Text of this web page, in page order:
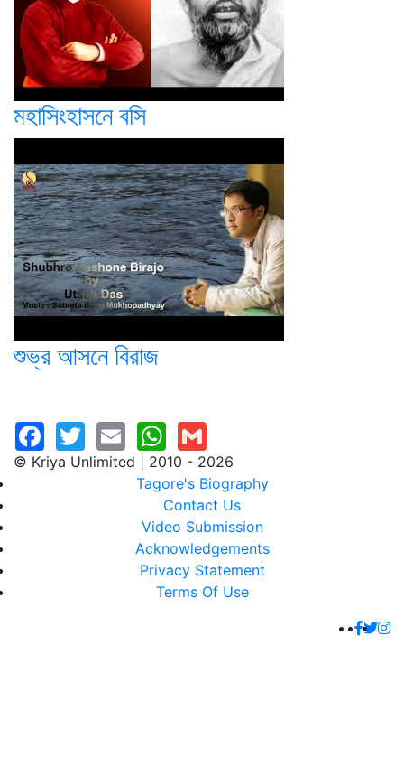
মহাসিংহাসনে বসি
শুভ্র আসনে বিরাজ
© Kriya Unlimited | 2010 - 2026
Tagore's Biography
Contact Us
Video Submission
Acknowledgements
Privacy Statement
Terms Of Use